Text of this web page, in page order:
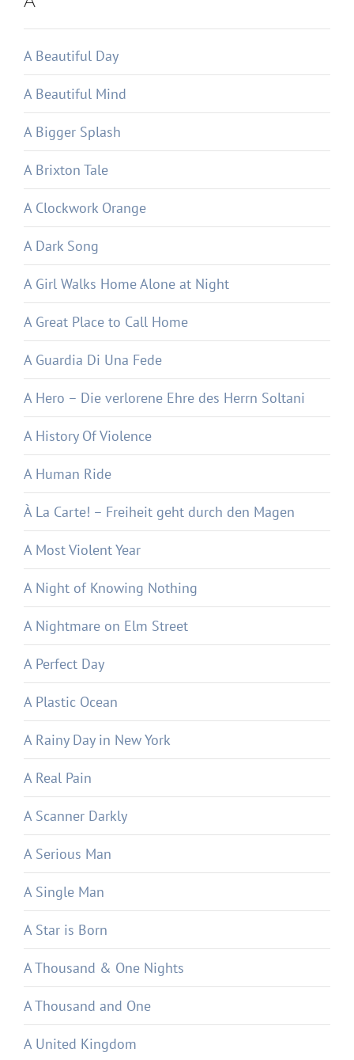
A Beautiful Day
A Beautiful Mind
A Bigger Splash
A Brixton Tale
A Clockwork Orange
A Dark Song
A Girl Walks Home Alone at Night
A Great Place to Call Home
A Guardia Di Una Fede
A Hero – Die verlorene Ehre des Herrn Soltani
A History Of Violence
A Human Ride
À La Carte! – Freiheit geht durch den Magen
A Most Violent Year
A Night of Knowing Nothing
A Nightmare on Elm Street
A Perfect Day
A Plastic Ocean
A Rainy Day in New York
A Real Pain
A Scanner Darkly
A Serious Man
A Single Man
A Star is Born
A Thousand & One Nights
A Thousand and One
A United Kingdom